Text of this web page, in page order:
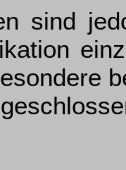
sind